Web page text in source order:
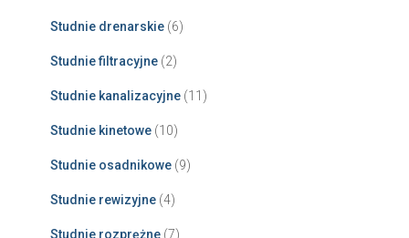
Studnie drenarskie (6)
Studnie filtracyjne (2)
Studnie kanalizacyjne (11)
Studnie kinetowe (10)
Studnie osadnikowe (9)
Studnie rewizyjne (4)
Studnie rozprężne (7)